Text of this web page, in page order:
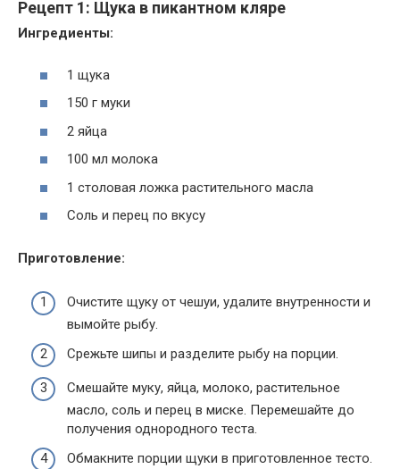
Рецепт 1: Щука в пикантном кляре
Ингредиенты:
1 щука
150 г муки
2 яйца
100 мл молока
1 столовая ложка растительного масла
Соль и перец по вкусу
Приготовление:
Очистите щуку от чешуи, удалите внутренности и
вымойте рыбу.
Срежьте шипы и разделите рыбу на порции.
Смешайте муку, яйца, молоко, растительное
масло, соль и перец в миске. Перемешайте до
получения однородного теста.
Обмакните порции щуки в приготовленное тесто.